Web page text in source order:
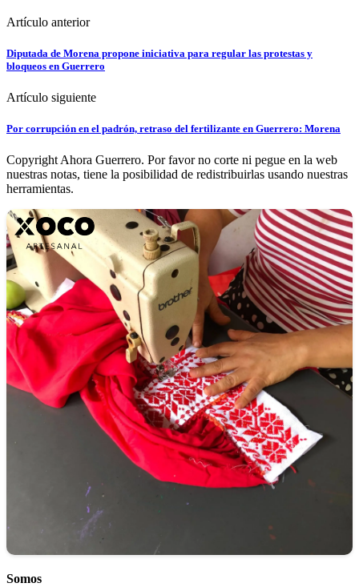
Artículo anterior
Diputada de Morena propone iniciativa para regular las protestas y
bloqueos en Guerrero
Artículo siguiente
Por corrupción en el padrón, retraso del fertilizante en Guerrero: Morena
Copyright Ahora Guerrero. Por favor no corte ni pegue en la web
nuestras notas, tiene la posibilidad de redistribuirlas usando nuestras
herramientas.
Somos